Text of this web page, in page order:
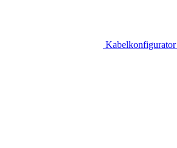
Kabelkonfigurator